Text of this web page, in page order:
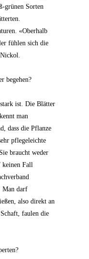
grünen Sorten
«Oberhalb
fühlen sich die
begehen?
ist. Die Blätter
man
dass die Pflanze
pflegeleichte
braucht weder
keinen Fall
Man darf
also direkt an
faulen die